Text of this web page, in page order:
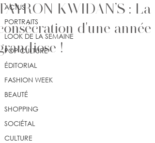
ACTUS
PORTRAITS
LOOK DE LA SEMAINE
POP CULTURE
ÉDITORIAL
FASHION WEEK
BEAUTÉ
SHOPPING
SOCIÉTAL
CULTURE
KWIDAN’S : La
d'une année
!